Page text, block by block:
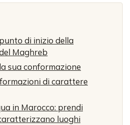
di inizio della
Maghreb
sua conformazione
di carattere
in Marocco: prendi
luoghi